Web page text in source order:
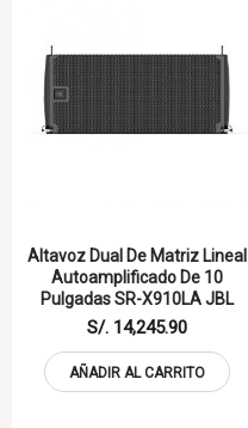
Altavoz Dual De Matriz Lineal
Autoamplificado De 10
Pulgadas SR-X910LA JBL
S/. 14,245.90
AÑADIR AL CARRITO